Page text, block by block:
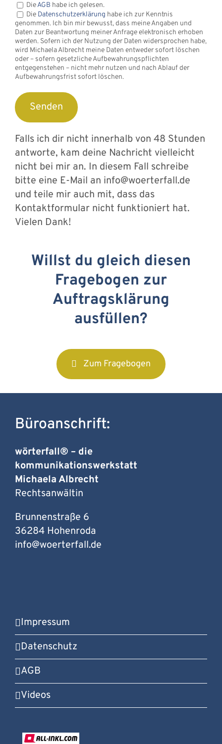
Bitte lasse dieses Feld leer.
Bitte lasse dieses Feld leer.
DieAGB habe ich gelesen.
Die Datenschutzerklärung habe ich zur Kenntnis
genommen. Ich bin mir bewusst, dass meine Angaben und
Daten zur Beantwortung meiner Anfrage elektronisch erhoben
werden. Sofern ich der Nutzung der Daten widersprochen habe,
wird Michaela Albrecht meine Daten entweder sofort löschen
oder – sofern gesetzliche Aufbewahrungspflichten
entgegenstehen – nicht mehr nutzen und nach Ablauf der
Aufbewahrungsfrist sofort löschen.
Falls ich dir nicht innerhalb von 48 Stunden
antworte, kam deine Nachricht vielleicht
nicht bei mir an. In diesem Fall schreibe
bitte eine E-Mail an info@woerterfall.de
und teile mir auch mit, dass das
Kontaktformular nicht funktioniert hat.
Vielen Dank!
Willst du gleich diesen
Fragebogen zur
Auftragsklärung
ausfüllen?
Zum Fragebogen
Büroanschrift:
wörterfall® – die
kommunikationswerkstatt
Michaela Albrecht
Rechtsanwältin
Brunnenstraße 6
36284 Hohenroda
info@woerterfall.de
Impressum
Datenschutz
AGB
Videos